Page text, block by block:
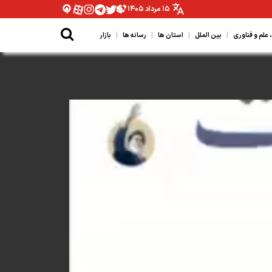
۱۵ مرداد ۱۴۰۵
و فناوری | بین الملل | استان ها | رسانه ها | بازار